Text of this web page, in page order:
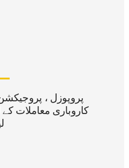
پروپوزل ،
کاروباری معاملات